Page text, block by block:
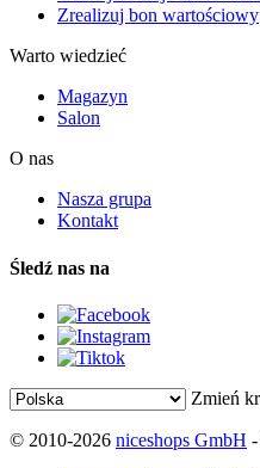
Zrealizuj bon wartościowy
Warto wiedzieć
Magazyn
Salon
O nas
Nasza grupa
Kontakt
Śledź nas na
Zmień
© 2010-2026 niceshops GmbH